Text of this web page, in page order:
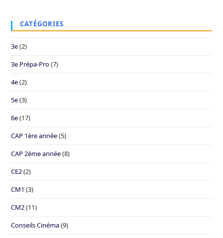
CATÉGORIES
3e(2)
3e Prépa-Pro(7)
4e(2)
5e(3)
6e(17)
CAP 1ère année(5)
CAP 2ème année(8)
CE2(2)
CM1 (3)
CM2(11)
Conseils Cinéma(9)